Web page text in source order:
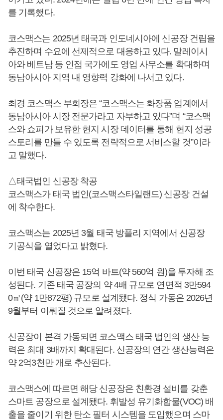
를 기록했다.
코스맥스는 2025년 태국과 인도네시아에 신공장 건립을
추진하며 수요에 선제적으로 대응하고 있다. 말레이시
아와 베트남 등 인접 국가에도 영업 사무소를 확대하며
동남아시아 지역 내 영향력 강화에 나서고 있다.
최경 코스맥스 부회장은 “코스맥스는 화장품 업계에서
동남아시아 시장 전문가라고 자부하고 있다”며 “코스맥
스와 쇼피가 보유한 현지 시장 데이터를 통해 현지 성공
스토리를 만들 수 있도록 전략적으로 서비스할 것”이라
고 말했다.
△태국법인 신공장 착공
코스맥스가 태국 법인(코스맥스타일랜드) 신공장 건설
에 착수한다.
코스맥스는 2025년 3월 태국 방플리 지역에서 신공장
기공식을 열었다고 밝혔다.
이번 태국 신공장은 15억 바트(약 560억 원)을 투자해 조
성된다. 기존 태국 공장의 약 4배 규모로 연면적 3만594
0㎡(약 1만872평) 규모로 설계됐다. 정식 가동은 2026년
9월부터 이뤄질 것으로 알려졌다.
신공장이 본격 가동되면 코스맥스 태국 법인의 생산 능
력은 최대 3배까지 확대된다. 신공장의 연간 생산능력은
약 2억3천만 개로 추산된다.
코스맥스에 따르면 해당 신공장은 친환경 설비를 갖춘
스마트 공장으로 설계됐다. 휘발성 유기화합물(VOC) 배
출을 줄이기 위한 탄소 필터 시스템을 도입했으며 스마